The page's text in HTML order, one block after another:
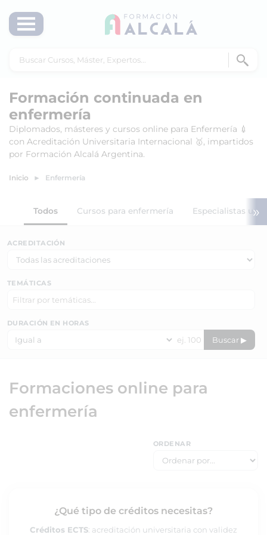
Formación continuada en
enfermería
Diplomados, másteres y cursos online para Enfermería 💉
con Acreditación Universitaria Internacional 🥇, impartidos
por Formación Alcalá Argentina.
Inicio Enfermería
Todos Cursos para enfermería Especialistas »
ACREDITACIÓN
TEMÁTICAS
DURACIÓN EN HORAS
Buscar ▶
Formaciones online para
enfermería
ORDENAR
¿Qué tipo de créditos necesitas?
Créditos ECTS: acreditación universitaria con validez